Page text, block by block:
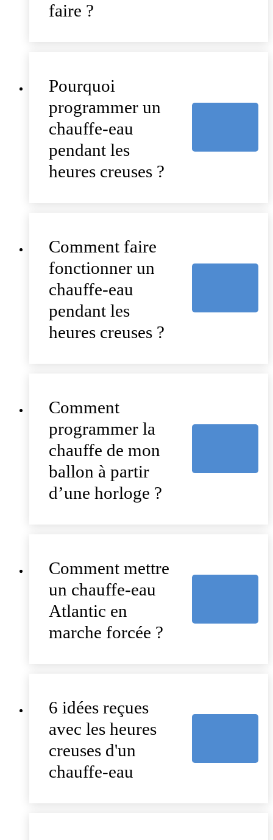
faire ?
Pourquoi
programmer un
chauffe-eau
pendant les
heures creuses ?
Comment faire
fonctionner un
chauffe-eau
pendant les
heures creuses ?
Comment
programmer la
chauffe de mon
ballon à partir
d’une horloge ?
Comment mettre
un chauffe-eau
Atlantic en
marche forcée ?
6 idées reçues
avec les heures
creuses d'un
chauffe-eau